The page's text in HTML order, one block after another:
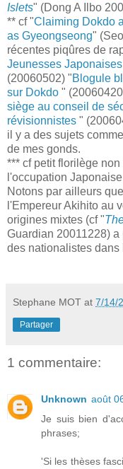
Islets" (Dong A Ilbo
** cf "Claiming Dokdo
as Gyeongseong"
récentes piqûres de
Jeunesses
(20060502) "Blogule
sur Dokdo "
siège au conseil de
révisionnistes "
il y a des sujets
de mes gonds.
*** cf petit florilège
l'occupation
Notons par ailleurs
l'Empereur Akihito au
origines mixtes (cf "
Guardian 20011228)
des nationalistes dans
Stephane MOT at 7/14/
Partager
1 commentaire:
Unknown août
Je suis bien
phrases;
'Si les thèses